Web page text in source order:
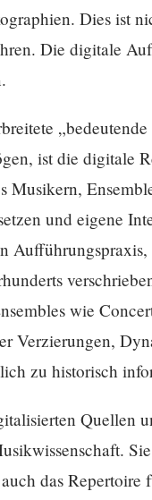
Dies ist
Die digitale
ist die digitale
Musikern,
und eigene
wie
Verzierungen,
zu historisch
Quellen
das